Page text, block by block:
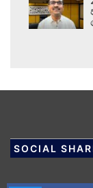
SOCIAL